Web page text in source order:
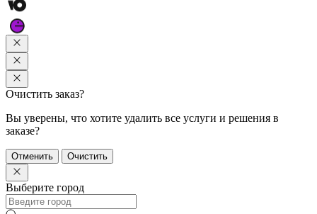
Очистить заказ?
Вы уверены, что хотите удалить все услуги и решения в
заказе?
Отменить Очистить
Выберите город